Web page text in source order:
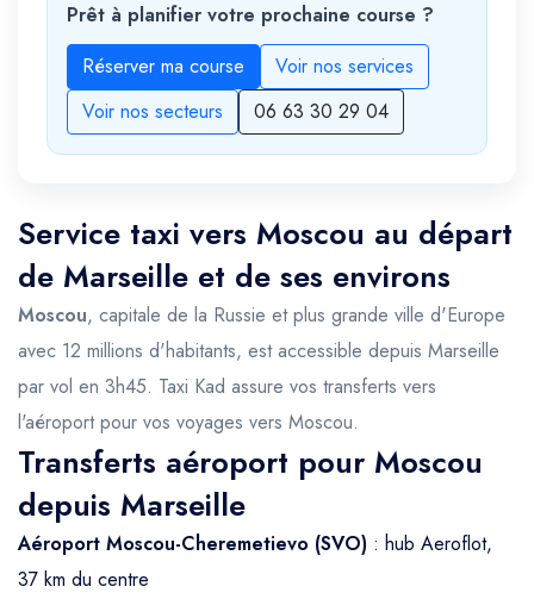
Prêt à planifier votre prochaine course ?
Réserver ma course
Voir nos services
Voir nos secteurs
06 63 30 29 04
Service taxi vers Moscou au départ
de Marseille et de ses environs
Moscou, capitale de la Russie et plus grande ville d'Europe
avec 12 millions d'habitants, est accessible depuis Marseille
par vol en 3h45. Taxi Kad assure vos transferts vers
l'aéroport pour vos voyages vers Moscou.
Transferts aéroport pour Moscou
depuis Marseille
Aéroport Moscou-Cheremetievo (SVO) : hub Aeroflot,
37 km du centre